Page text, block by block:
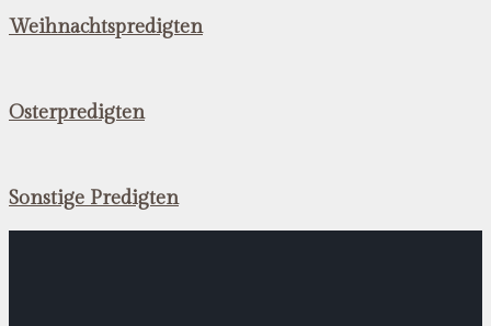
Weihnachtspredigten
Osterpredigten
Sonstige Predigten